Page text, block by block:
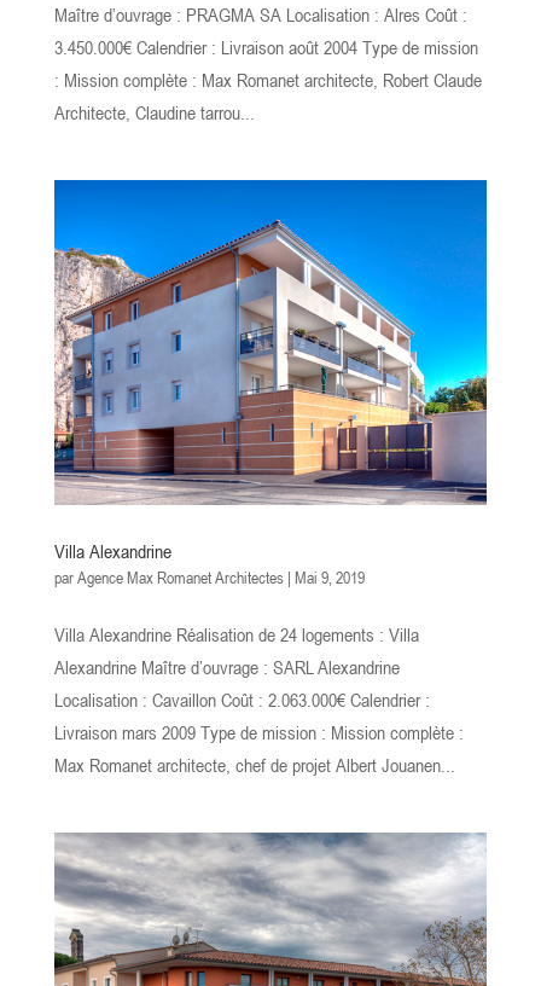
Maître d’ouvrage : PRAGMA SA Localisation : Alres Coût :
3.450.000€ Calendrier : Livraison août 2004 Type de mission
: Mission complète : Max Romanet architecte, Robert Claude
Architecte, Claudine tarrou...
Villa Alexandrine
parAgence Max Romanet Architectes| Mai 9, 2019
Villa Alexandrine Réalisation de 24 logements : Villa
Alexandrine Maître d’ouvrage : SARL Alexandrine
Localisation : Cavaillon Coût : 2.063.000€ Calendrier :
Livraison mars 2009 Type de mission : Mission complète :
Max Romanet architecte, chef de projet Albert Jouanen...